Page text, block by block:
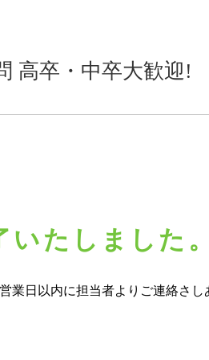
高卒・中卒大歓迎!
たしました。
業日以内に担当者よりご連絡さし